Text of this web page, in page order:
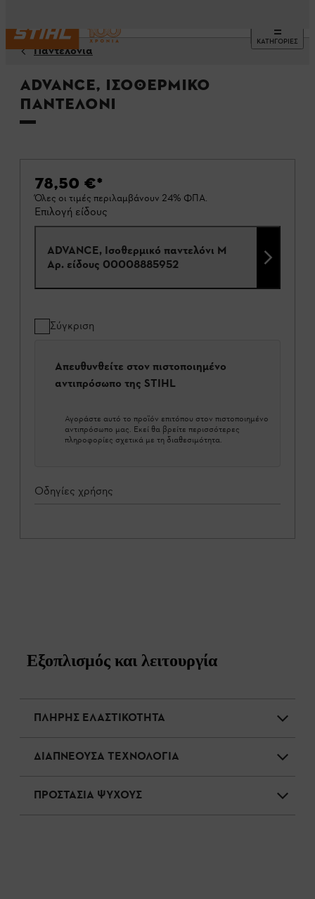
ΚΑΤΗΓΟΡΙΕΣ
Παντελόνια
ADVANCE, Ισοθερμικό
παντελόνι
78,50 €*
Όλες οι τιμές περιλαμβάνουν 24% ΦΠΑ.
Επιλογή είδους
ADVANCE, Ισοθερμικό παντελόνι M
Αρ. είδους 00008885952
Σύγκριση
Απευθυνθείτε στον πιστοποιημένο
αντιπρόσωπο της STIHL
Αγοράστε αυτό το προϊόν επιτόπου στον πιστοποιημένο
αντιπρόσωπο μας. Εκεί θα βρείτε περισσότερες
πληροφορίες σχετικά με τη διαθεσιμότητα.
Οδηγίες χρήσης
Εξοπλισμός και λειτουργία
ΠΛΗΡΗΣ ΕΛΑΣΤΙΚΟΤΗΤΑ
ΔΙΑΠΝΕΟΥΣΑ ΤΕΧΝΟΛΟΓΙΑ
ΠΡΟΣΤΑΣΙΑ ΨΥΧΟΥΣ